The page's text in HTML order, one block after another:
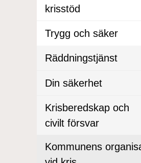
krisstöd
Trygg och säker
Räddningstjänst
Din säkerhet
Krisberedskap och
civilt försvar
Kommunens